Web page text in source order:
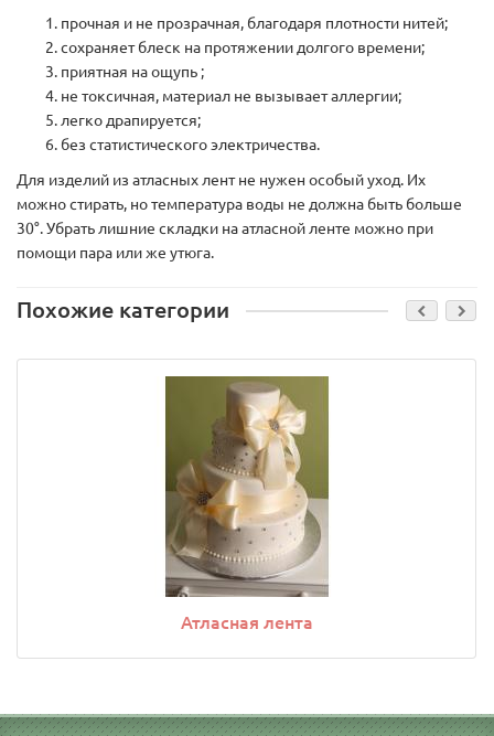
прочная и не прозрачная, благодаря плотности нитей;
сохраняет блеск на протяжении долгого времени;
приятная на ощупь ;
не токсичная, материал не вызывает аллергии;
легко драпируется;
без статистического электричества.
Для изделий из атласных лент не нужен особый уход. Их
можно стирать, но температура воды не должна быть больше
30°. Убрать лишние складки на атласной ленте можно при
помощи пара или же утюга.
Похожие категории
Атласная лента